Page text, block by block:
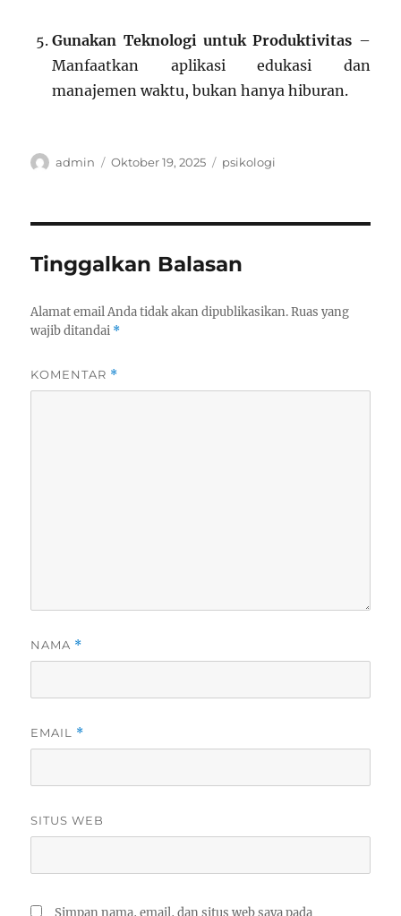
Gunakan Teknologi untuk Produktivitas –
Manfaatkan aplikasi edukasi dan
manajemen waktu, bukan hanya hiburan.
Author
admin
Posted
Oktober 19, 2025 Categories
psikologi
Tinggalkan Balasan
Alamat email Anda tidak akan dipublikasikan. Ruas yang
wajib ditandai *
KOMENTAR *
NAMA *
EMAIL *
SITUS WEB